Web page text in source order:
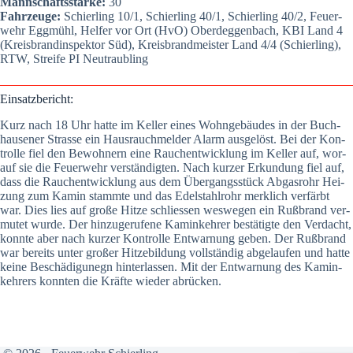
Fahr­zeu­ge: Schier­ling 10/1, Schier­ling 40/1, Schier­ling 40/2, Feu­er­
wehr Egg­mühl, Hel­fer vor Ort (HvO) Oberdeg­gen­bach, KBI Land 4
(Kreis­brand­in­spek­tor Süd), Kreis­brand­meis­ter Land 4/4 (Schier­ling),
RTW, Strei­fe PI Neu­traub­ling
Ein­satz­be­richt:
Kurz nach 18 Uhr hat­te im Kel­ler eines Wohn­ge­bäu­des in der Buch­
hau­se­ner Stras­se ein Haus­rauch­mel­der Alarm aus­ge­löst. Bei der Kon­
trol­le fiel den Bewoh­nern eine Rauch­ent­wick­lung im Kel­ler auf, wor­
auf sie die Feu­er­wehr ver­stän­dig­ten. Nach kur­zer Erkun­dung fiel auf,
dass die Rauch­ent­wick­lung aus dem Über­gangs­stück Abgas­rohr Hei­
zung zum Kamin stamm­te und das Edel­stahl­rohr merk­lich ver­färbt
war. Dies lies auf gro­ße Hit­ze schlies­sen wes­we­gen ein Ruß­brand ver­
mu­tet wur­de. Der hin­zu­ge­ru­fe­ne Kamin­keh­rer bestä­tig­te den Ver­dacht,
konn­te aber nach kur­zer Kon­trol­le Ent­war­nung geben. Der Ruß­brand
war bereits unter gro­ßer Hit­ze­bil­dung voll­stän­dig abge­lau­fen und hat­te
kei­ne Beschä­di­gu­negn hin­ter­las­sen. Mit der Ent­war­nung des Kamin­
keh­rers konn­ten die Kräf­te wie­der abrü­cken.